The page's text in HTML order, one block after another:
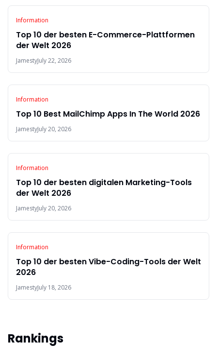
Information
Top 10 der besten E-Commerce-Plattformen
der Welt 2026
JamestyJuly 22, 2026
Information
Top 10 Best MailChimp Apps In The World 2026
JamestyJuly 20, 2026
Information
Top 10 der besten digitalen Marketing-Tools
der Welt 2026
JamestyJuly 20, 2026
Information
Top 10 der besten Vibe-Coding-Tools der Welt
2026
JamestyJuly 18, 2026
Rankings